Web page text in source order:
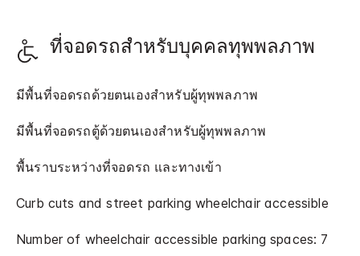
ที่จอดรถสำหรับบุคคลทุพพลภาพ
มีพื้นที่จอดรถด้วยตนเองสำหรับผู้ทุพพลภาพ
มีพื้นที่จอดรถตู้ด้วยตนเองสำหรับผู้ทุพพลภาพ
พื้นราบระหว่างที่จอดรถ และทางเข้า
Curb cuts and street parking wheelchair accessible
Number of wheelchair accessible parking spaces: 7